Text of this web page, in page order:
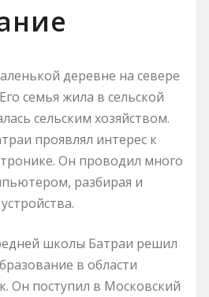
деревне на севере
семья жила в сельской
сельским хозяйством.
проявлял интерес к
Он проводил много
разбирая и
школы Батраи решил
в области
Он поступил в Московский